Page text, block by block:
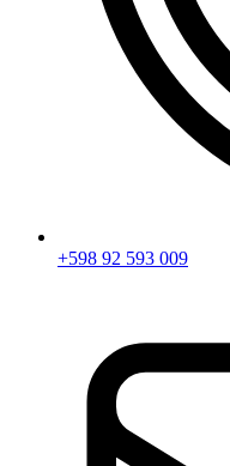
+598 92 593 009